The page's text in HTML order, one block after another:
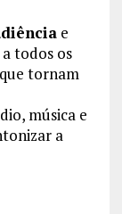
e
todos os
tornam
música e
a